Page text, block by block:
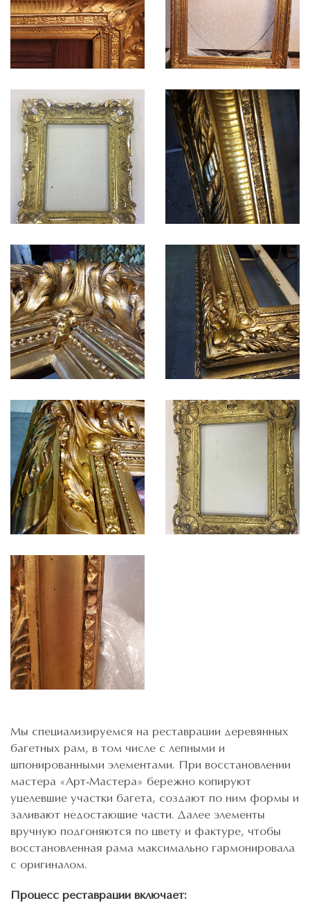
Мы специализируемся на реставрации деревянных
багетных рам, в том числе с лепными и
шпонированными элементами. При восстановлении
мастера «Арт-Мастера» бережно копируют
уцелевшие участки багета, создают по ним формы и
заливают недостающие части. Далее элементы
вручную подгоняются по цвету и фактуре, чтобы
восстановленная рама максимально гармонировала
с оригиналом.
Процесс реставрации включает: